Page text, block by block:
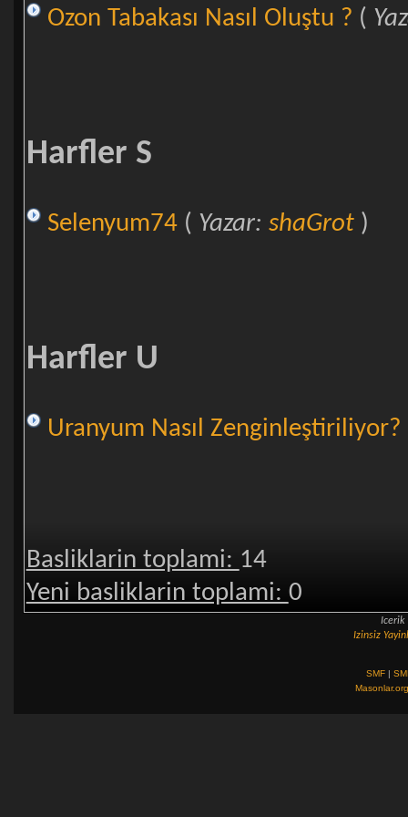
Ozon Tabakası Nasıl Oluştu ? (
Harfler S
Selenyum74( Yazar: shaGrot)
Harfler U
Uranyum Nasıl Zenginleştiriliyor?
Basliklarin toplami: 14
Yeni basliklarin toplami: 0
Izinsiz
SMF |
Masonlar.org